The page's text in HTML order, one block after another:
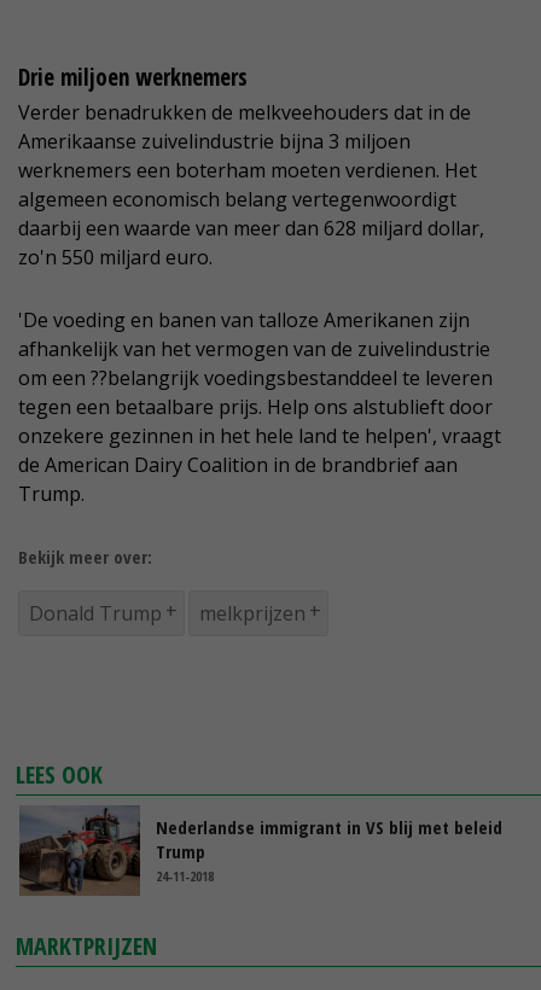
Drie miljoen werknemers
Verder benadrukken de melkveehouders dat in de
Amerikaanse zuivelindustrie bijna 3 miljoen
werknemers een boterham moeten verdienen. Het
algemeen economisch belang vertegenwoordigt
daarbij een waarde van meer dan 628 miljard dollar,
zo'n 550 miljard euro.
'De voeding en banen van talloze Amerikanen zijn
afhankelijk van het vermogen van de zuivelindustrie
om een ??belangrijk voedingsbestanddeel te leveren
tegen een betaalbare prijs. Help ons alstublieft door
onzekere gezinnen in het hele land te helpen', vraagt
de American Dairy Coalition in de brandbrief aan
Trump.
Bekijk meer over:
Donald Trump melkprijzen
LEES OOK
Nederlandse immigrant in VS blij met beleid
Trump
24-11-2018
MARKTPRIJZEN